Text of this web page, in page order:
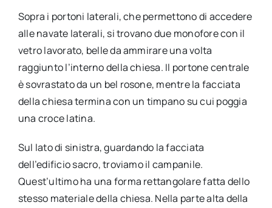
Sopra i portoni laterali, che permettono di accedere
alle navate laterali, si trovano due monofore con il
vetro lavorato, belle da ammirare una volta
raggiunto l’interno della chiesa. Il portone centrale
è sovrastato da un bel rosone, mentre la facciata
della chiesa termina con un timpano su cui poggia
una croce latina.
Sul lato di sinistra, guardando la facciata
dell’edificio sacro, troviamo il campanile.
Quest’ultimo ha una forma rettangolare fatta dello
stesso materiale della chiesa. Nella parte alta della